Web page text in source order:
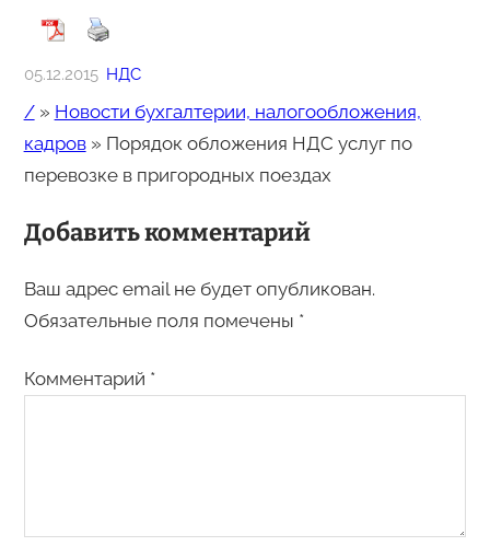
05.12.2015 НДС
/» Новости бухгалтерии, налогообложения,
кадров» Порядок обложения НДС услуг по
перевозке в пригородных поездах
Добавить комментарий
Ваш адрес email не будет опубликован.
Обязательные поля помечены *
Комментарий *